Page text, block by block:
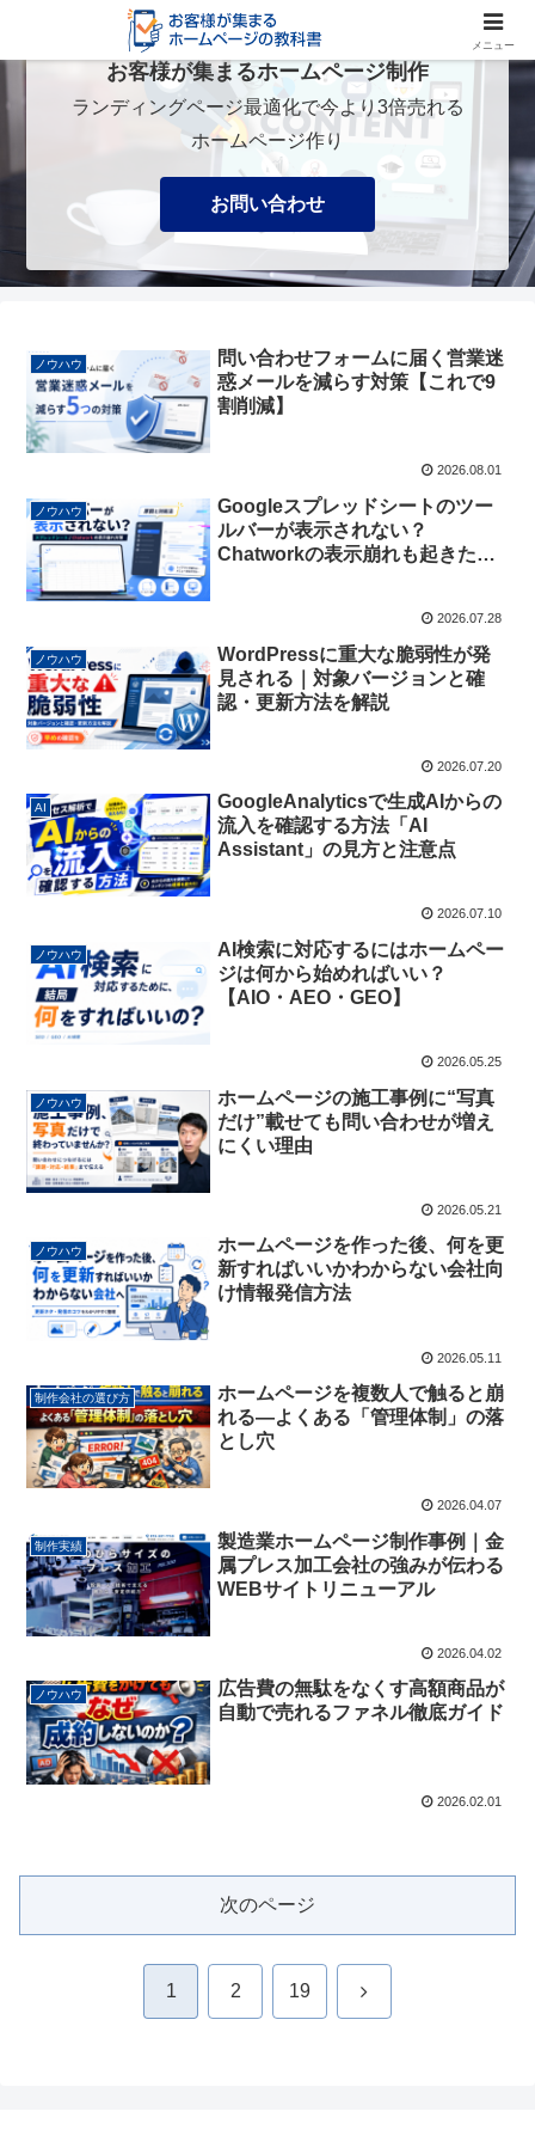
お客様が集まるホームページ制作
ランディングページ最適化で今より3倍売れる
ホームページ作り
お問い合わせ
ノウハウ
問い合わせフォームに届く営業迷
惑メールを減らす対策【これで9
割削減】
2026.08.01
ノウハウ
Googleスプレッドシートのツー
ルバーが表示されない？
Chatworkの表示崩れも起きたと
2026.07.28
ノウハウ
WordPressに重大な脆弱性が発
見される｜対象バージョンと確
認・更新方法を解説
2026.07.20
AI
GoogleAnalyticsで生成AIからの
流入を確認する方法「AI
Assistant」の見方と注意点
2026.07.10
ノウハウ
AI検索に対応するにはホームペー
ジは何から始めればいい？
【AIO・AEO・GEO】
2026.05.25
ノウハウ
ホームページの施工事例に“写真
だけ”載せても問い合わせが増え
にくい理由
2026.05.21
ノウハウ
ホームページを作った後、何を更
新すればいいかわからない会社向
け情報発信方法
2026.05.11
制作会社の選び方
ホームページを複数人で触ると崩
れる―よくある「管理体制」の落
とし穴
2026.04.07
制作実績
製造業ホームページ制作事例｜金
属プレス加工会社の強みが伝わる
WEBサイトリニューアル
2026.04.02
ノウハウ
広告費の無駄をなくす高額商品が
自動で売れるファネル徹底ガイド
2026.02.01
次のページ
1 2 19 次
メニュー